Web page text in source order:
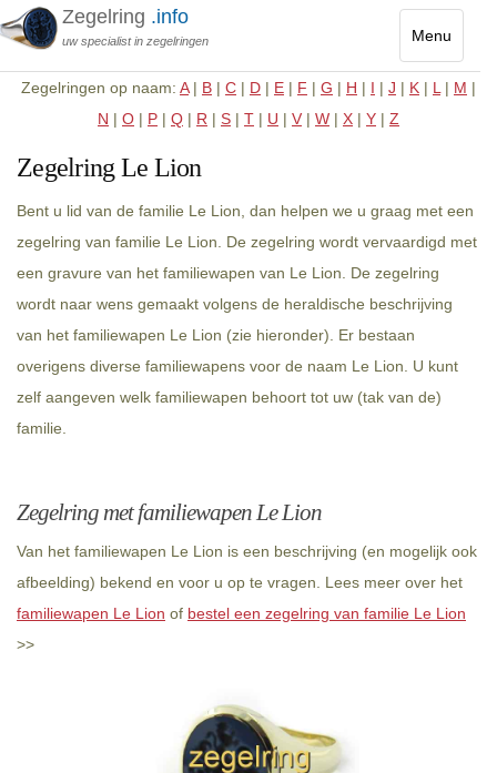
Menu
Toggle
Zegelring .info
uw specialist in zegelringen
Zegelringen op naam: A| B | C | D | E | F | G | H | I | J | K | L | M |
N | O | P | Q | R | S | T | U | V | W | X | Y | Z
Zegelring Le Lion
Bent u lid van de familie Le Lion, dan helpen we u graag met een
zegelring van familie Le Lion. De zegelring wordt vervaardigd met
een gravure van het familiewapen van Le Lion. De zegelring
wordt naar wens gemaakt volgens de heraldische beschrijving
van het familiewapen Le Lion (zie hieronder). Er bestaan
overigens diverse familiewapens voor de naam Le Lion. U kunt
zelf aangeven welk familiewapen behoort tot uw (tak van de)
familie.
Zegelring met familiewapen Le Lion
Van het familiewapen Le Lion is een beschrijving (en mogelijk ook
afbeelding) bekend en voor u op te vragen. Lees meer over het
familiewapen Le Lion of bestel een zegelring van familie Le Lion
>>